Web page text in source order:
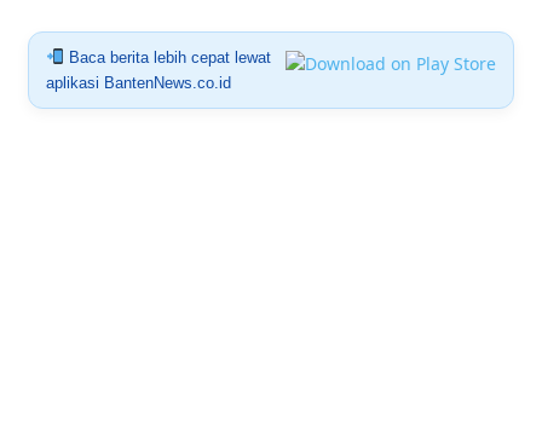
Baca berita lebih cepat lewat
aplikasi BantenNews.co.id